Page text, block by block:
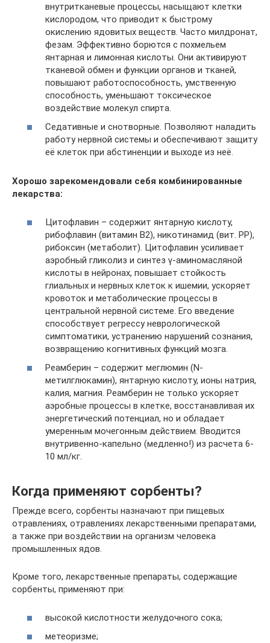
внутритканевые процессы, насыщают клетки
кислородом, что приводит к быстрому
окислению ядовитых веществ. Часто милдронат,
фезам. Эффективно борются с похмельем
янтарная и лимонная кислоты. Они активируют
тканевой обмен и функции органов и тканей,
повышают работоспособность, умственную
способность, уменьшают токсическое
воздействие молекул спирта.
Седативные и снотворные. Позволяют наладить
работу нервной системы и обеспечивают защиту
её клеток при абстиненции и выходе из неё.
Хорошо зарекомендовали себя комбинированные
лекарства:
Цитофлавин – содержит янтарную кислоту,
рибофлавин (витамин В2), никотинамид (вит. PP),
рибоксин (метаболит). Цитофлавин усиливает
аэробный гликолиз и синтез γ-аминомасляной
кислоты в нейронах, повышает стойкость
глиальных и нервных клеток к ишемии, ускоряет
кровоток и метаболические процессы в
центральной нервной системе. Его введение
способствует регрессу неврологической
симптоматики, устранению нарушений сознания,
возвращению когнитивных функций мозга.
Реамберин – содержит меглюмин (N-
метилглюкамин), янтарную кислоту, ионы натрия,
калия, магния. Реамберин не только ускоряет
аэробные процессы в клетке, восстанавливая их
энергетический потенциал, но и обладает
умеренным мочегонным действием. Вводится
внутривенно-капельно (медленно!) из расчета 6-
10 мл/кг.
Когда применяют сорбенты?
Прежде всего, сорбенты назначают при пищевых
отравлениях, отравлениях лекарственными препаратами,
а также при воздействии на организм человека
промышленных ядов.
Кроме того, лекарственные препараты, содержащие
сорбенты, применяют при:
высокой кислотности желудочного сока;
метеоризме;